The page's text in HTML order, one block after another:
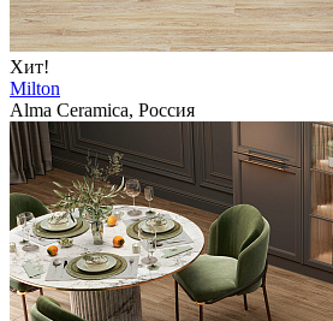
Хит!
Milton
Alma Ceramica, Россия